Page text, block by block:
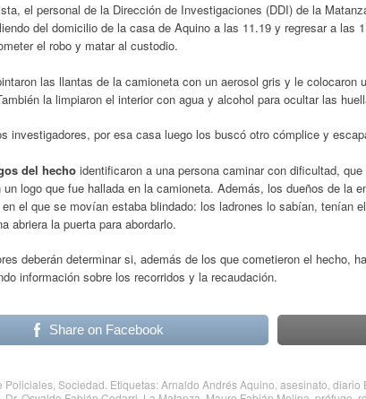
el personal de la Dirección de Investigaciones (DDI) de la
del domicilio de la casa de Aquino a las 11.19 y regresar a las
el robo y matar al custodio.
las llantas de la camioneta con un aerosol gris y le colocaron
la limpiaron el interior con agua y alcohol para ocultar las
investigadores, por esa casa luego los buscó otro cómplice y
del hecho identificaron a una persona caminar con dificultad,
un logo que fue hallada en la camioneta. Además, los dueños de la
el que se movían estaba blindado: los ladrones lo sabían, tenían
abriera la puerta para abordarlo.
deberán determinar si, además de los que cometieron el hecho,
información sobre los recorridos y la recaudación.
Share on Facebook
Policiales Sociedad . Etiquetas:Arnaldo Andrés Aquino asesinato diario